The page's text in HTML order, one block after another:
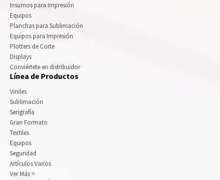
Insumos para Impresión
Equipos
Planchas para Sublimación
Equipos para Impresión
Plotters de Corte
Displays
Conviértete en distribuidor
Línea de Productos
Viniles
Sublimación
Serigrafía
Gran Formato
Textiles
Equipos
Seguridad
Artículos Varios
Ver Más >